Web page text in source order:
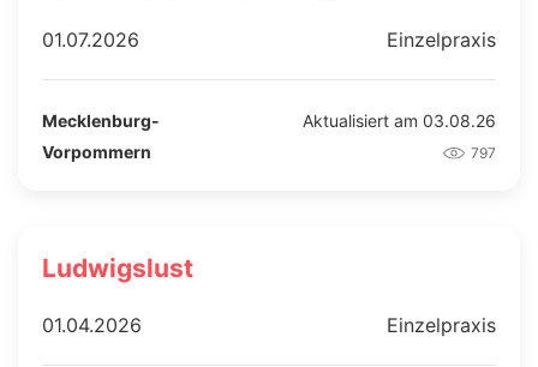
01.07.2026 Einzelpraxis
Mecklenburg-
Vorpommern
Aktualisiert am 03.08.26
797
Ludwigslust
01.04.2026 Einzelpraxis